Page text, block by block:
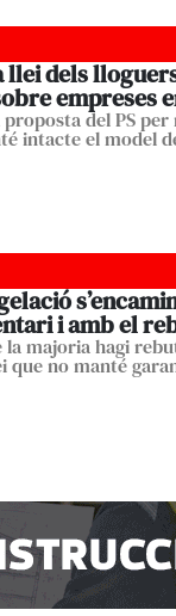
llei dels
empreses
del PS
intacte el model
i amb el
la majoria hagi
que no manté